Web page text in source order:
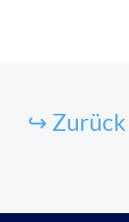
↪ Zurück